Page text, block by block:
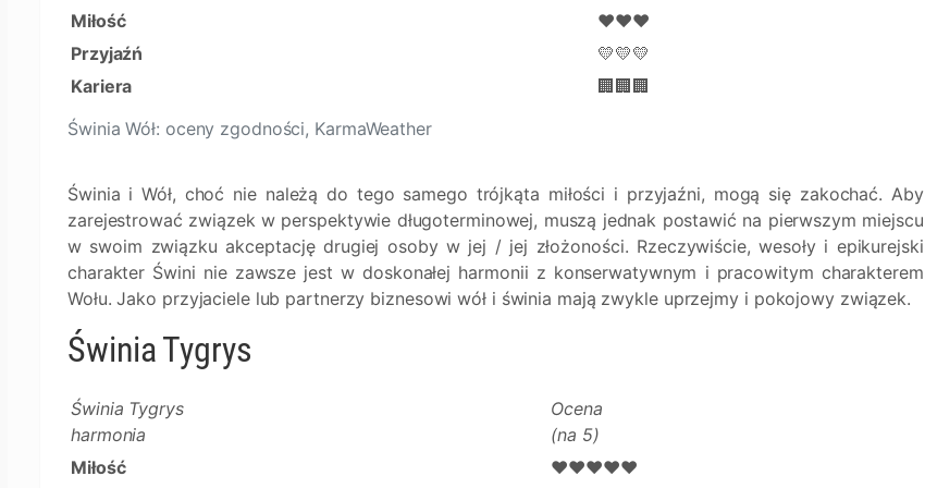
Świnia Wół: oceny zgodności, KarmaWeather
Miłość
❤️❤️❤️
Przyjaźń
💛💛💛
Kariera
🏢🏢🏢
Świnia i Wół, choć nie należą do tego samego trójkąta miłości i przyjaźni, mogą się zakochać. Aby
zarejestrować związek w perspektywie długoterminowej, muszą jednak postawić na pierwszym miejscu
w swoim związku akceptację drugiej osoby w jej / jej złożoności. Rzeczywiście, wesoły i epikurejski
charakter Świni nie zawsze jest w doskonałej harmonii z konserwatywnym i pracowitym charakterem
Wołu. Jako przyjaciele lub partnerzy biznesowi wół i świnia mają zwykle uprzejmy i pokojowy związek.
Świnia Tygrys
Świnia Tygrys
harmonia
Ocena
(na 5)
Miłość
❤️❤️❤️❤️❤️